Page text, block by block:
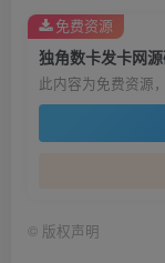
独角数卡发卡网
此内容为免费资源
免费资源
© 版权声明